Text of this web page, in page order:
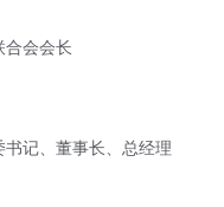
合会会长
记、董事长、总经理